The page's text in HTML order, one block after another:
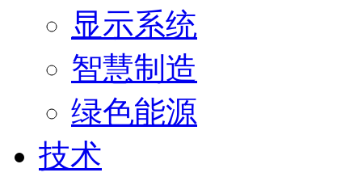
显示系统
智慧制造
绿色能源
技术